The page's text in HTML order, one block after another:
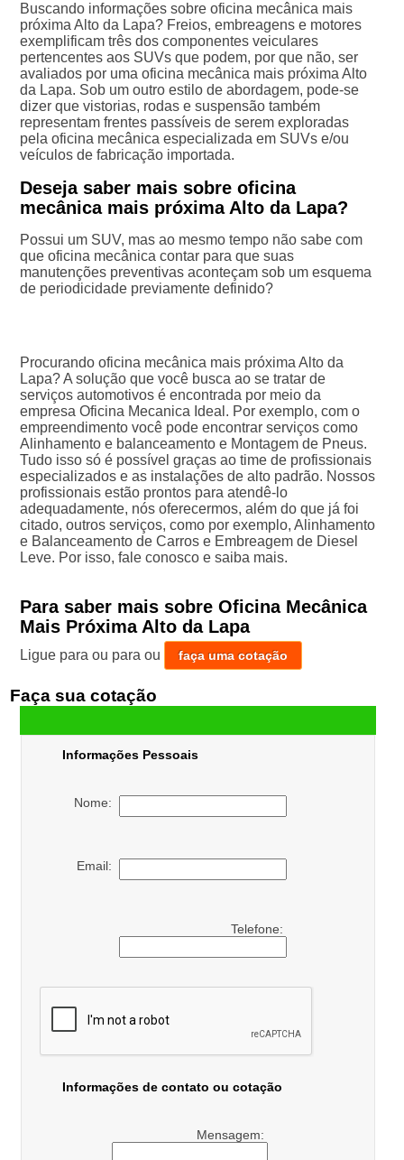
Buscando informações sobre oficina mecânica mais
próxima Alto da Lapa? Freios, embreagens e motores
exemplificam três dos componentes veiculares
pertencentes aos SUVs que podem, por que não, ser
avaliados por uma oficina mecânica mais próxima Alto
da Lapa. Sob um outro estilo de abordagem, pode-se
dizer que vistorias, rodas e suspensão também
representam frentes passíveis de serem exploradas
pela oficina mecânica especializada em SUVs e/ou
veículos de fabricação importada.
Deseja saber mais sobre oficina
mecânica mais próxima Alto da Lapa?
Possui um SUV, mas ao mesmo tempo não sabe com
que oficina mecânica contar para que suas
manutenções preventivas aconteçam sob um esquema
de periodicidade previamente definido?
Procurando oficina mecânica mais próxima Alto da
Lapa? A solução que você busca ao se tratar de
serviços automotivos é encontrada por meio da
empresa Oficina Mecanica Ideal. Por exemplo, com o
empreendimento você pode encontrar serviços como
Alinhamento e balanceamento e Montagem de Pneus.
Tudo isso só é possível graças ao time de profissionais
especializados e as instalações de alto padrão. Nossos
profissionais estão prontos para atendê-lo
adequadamente, nós oferecermos, além do que já foi
citado, outros serviços, como por exemplo, Alinhamento
e Balanceamento de Carros e Embreagem de Diesel
Leve. Por isso, fale conosco e saiba mais.
Para saber mais sobre Oficina Mecânica
Mais Próxima Alto da Lapa
Ligue para ou para ou faça uma cotação
Faça sua cotação
Informações Pessoais
Nome:
Email:
Telefone:
Informações de contato ou cotação
Mensagem: